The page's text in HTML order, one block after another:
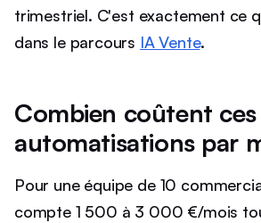
trimestriel. C'est exactement ce
dans le parcours IA Vente.
Combien coûtent ces
automatisations par
Pour une équipe de 10
compte 1 500 à 3 000 €/mois